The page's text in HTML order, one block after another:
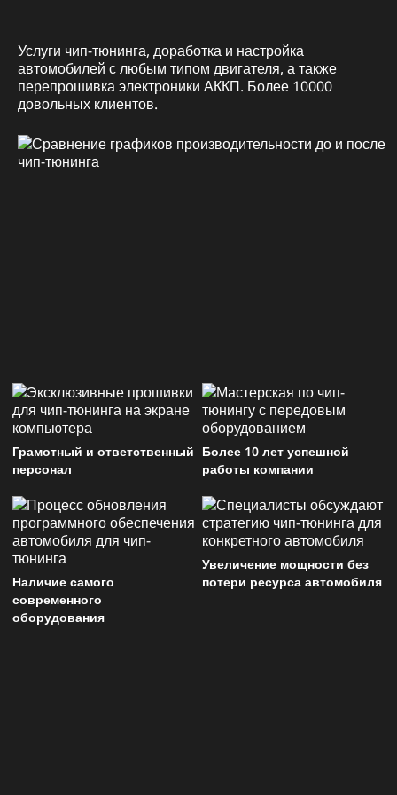
Услуги чип-тюнинга, доработка и настройка
автомобилей с любым типом двигателя, а также
перепрошивка электроники АККП. Более 10000
довольных клиентов.
Грамотный и ответственный
персонал
Более 10 лет успешной
работы компании
Наличие самого
современного
оборудования
Увеличение мощности без
потери ресурса автомобиля